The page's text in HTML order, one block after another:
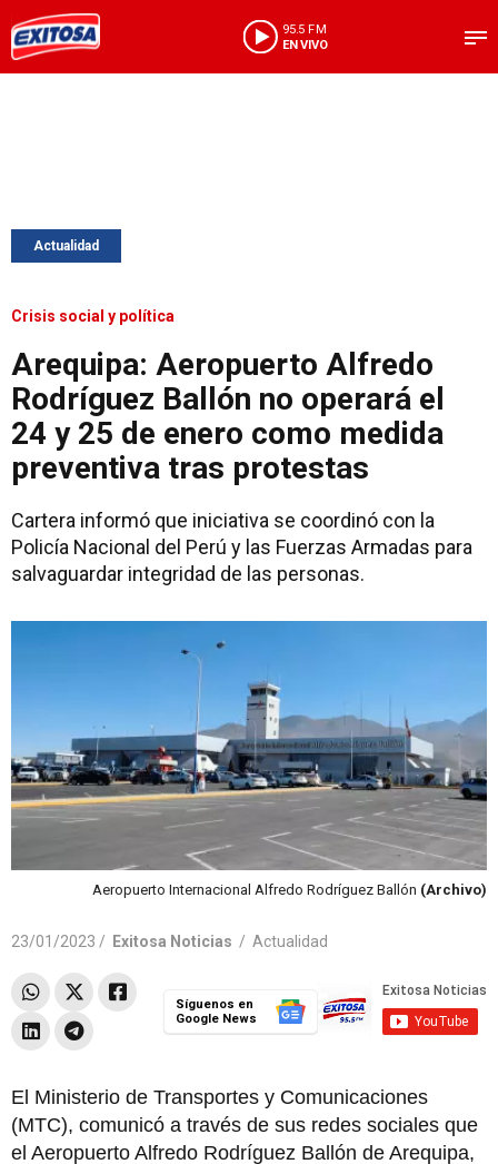
95.5 FM
EN VIVO
Actualidad
Crisis social y política
Arequipa: Aeropuerto Alfredo
Rodríguez Ballón no operará el
24 y 25 de enero como medida
preventiva tras protestas
Cartera informó que iniciativa se coordinó con la
Policía Nacional del Perú y las Fuerzas Armadas para
salvaguardar integridad de las personas.
Aeropuerto Internacional Alfredo Rodríguez Ballón (Archivo)
23/01/2023 / Exitosa Noticias / Actualidad
Síguenos en
Google News
El Ministerio de Transportes y Comunicaciones
(MTC), comunicó a través de sus redes sociales que
el Aeropuerto Alfredo Rodríguez Ballón de Arequipa,